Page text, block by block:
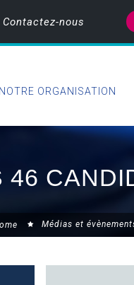
Contactez-nous
NOTRE ORGANISATION
46
Médias et